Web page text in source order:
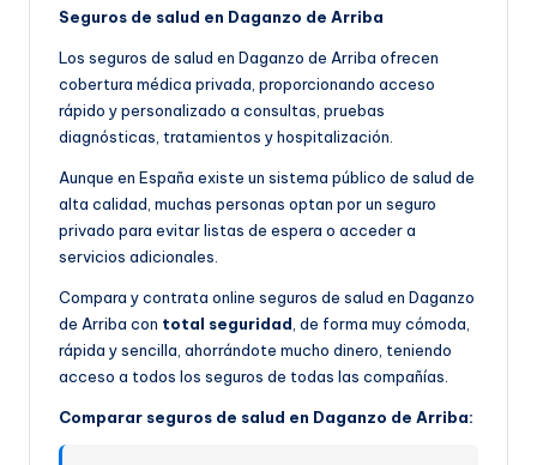
Seguros de salud en Daganzo de Arriba
Los seguros de salud en Daganzo de Arriba ofrecen
cobertura médica privada, proporcionando acceso
rápido y personalizado a consultas, pruebas
diagnósticas, tratamientos y hospitalización.
Aunque en España existe un sistema público de salud de
alta calidad, muchas personas optan por un seguro
privado para evitar listas de espera o acceder a
servicios adicionales.
Compara y contrata online seguros de salud en Daganzo
de Arriba con total seguridad, de forma muy cómoda,
rápida y sencilla, ahorrándote mucho dinero, teniendo
acceso a todos los seguros de todas las compañías.
Comparar seguros de salud en Daganzo de Arriba: